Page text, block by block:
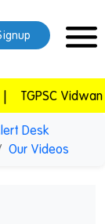
Desk
Our Videos
TGPSC Vidwan |